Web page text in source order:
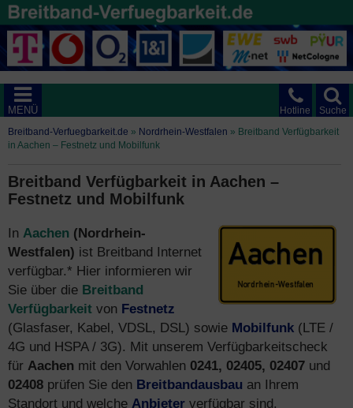
Suche
Hotline
MENÜ
Breitband-Verfuegbarkeit.de » Nordrhein-Westfalen » Breitband Verfügbarkeit
in Aachen – Festnetz und Mobilfunk
Breitband Verfügbarkeit in Aachen –
Festnetz und Mobilfunk
In Aachen (Nordrhein-
Westfalen) ist Breitband Internet
verfügbar.* Hier informieren wir
Sie über die Breitband
Verfügbarkeit von Festnetz
(Glasfaser, Kabel, VDSL, DSL) sowie Mobilfunk (LTE /
4G und HSPA / 3G). Mit unserem Verfügbarkeitscheck
für Aachen mit den Vorwahlen 0241, 02405, 02407 und
02408 prüfen Sie den Breitbandausbau an Ihrem
Standort und welche Anbieter verfügbar sind.